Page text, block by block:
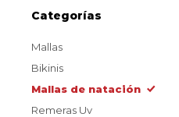
Categorías
Mallas
Bikinis
Mallas de natación
Remeras Uv